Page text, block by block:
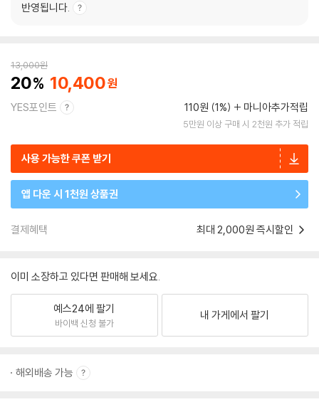
반영됩니다.
13,000원
20 10,400
YES포인트 110원 (1%) 마니아추가적립
5만원 이상 구매 시 2천원 추가 적립
사용 가능한 쿠폰 받기
앱 다운 시 1천원 상품권
결제혜택 최대 2,000원 즉시할인
이미 소장하고 있다면 판매해 보세요.
예스24에 팔기
바이백 신청 불가
내 가게에서 팔기
해외배송 가능